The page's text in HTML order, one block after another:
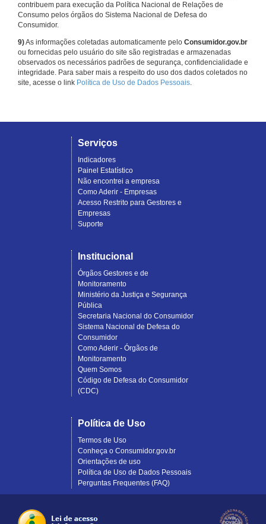
contribuem para execução da Política Nacional de Relações de
Consumo pelos órgãos do Sistema Nacional de Defesa do
Consumidor.
9)As informações coletadas automaticamente pelo Consumidor.gov.br
ou fornecidas pelo usuário do site são registradas e armazenadas
observados os necessários padrões de segurança, confidencialidade e
integridade. Para saber mais a respeito do uso dos dados coletados no
site, acesse o link Política de Uso de Dados Pessoais.
Serviços
Indicadores
Painel Estatístico
Não encontrei a empresa
Como Aderir - Empresas
Acesso Restrito para Gestores e
Empresas
Suporte
Institucional
Órgãos Gestores e de
Monitoramento
Ministério da Justiça e Segurança
Pública
Secretaria Nacional do Consumidor
Sistema Nacional de Defesa do
Consumidor
Como Aderir - Órgãos de
Monitoramento
Quem Somos
Código de Defesa do Consumidor
(CDC)
Política de Uso
Termos de Uso
Conheça o Consumidor.gov.br
Orientações de uso
Política de Uso de Dados Pessoais
Perguntas Frequentes (FAQ)